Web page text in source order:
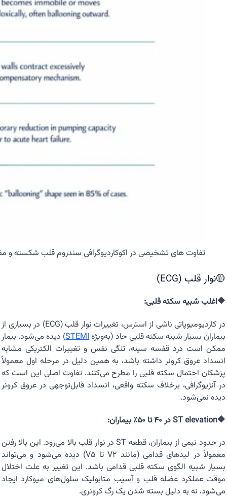
تفاوت های تشخیصی در اکوکاردیوگرافی سندروم قلب شکسته و
🟡نوار قلب (ECG)
🔶اغلب شبیه سکته قلبی:
در کاردیومیوپاتی ناشی از استرس، تغییرات نوار قلب (ECG) در بسیاری از
بیماران بسیار شبیه سکته قلبی حاد (به‌ویژهSTEMI) دیده می‌شود. بیمار
ممکن است درد قفسه سینه، تنگی نفس و تغییرات الکتریکی مشابه
انسداد عروق کرونر داشته باشد، به همین دلیل در مرحله اول معمولاً
پزشکان احتمال سکته قلبی را مطرح می‌کنند. تفاوت اصلی این است که
در آنژیوگرافی، برخلاف سکته واقعی، انسداد قابل‌توجهی در عروق کرونر
دیده نمی‌شود.
🔶ST elevation در ۴۰ تا ۵۰٪ بیماران:
در حدود نیمی از بیماران، قطعه ST در نوار قلب بالا می‌رود. این بالا رفتن
معمولاً در لیدهای قدامی (مانند V2 تا V5) دیده می‌شود و می‌تواند
بسیار شبیه الگوی سکته قلبی قدامی باشد. این تغییر به علت اختلال
موقت عملکرد عضله قلب و آسیب متابولیک سلول‌های میوکارد ایجاد
می‌شود، نه به دلیل بسته شدن یک رگ کرونری.